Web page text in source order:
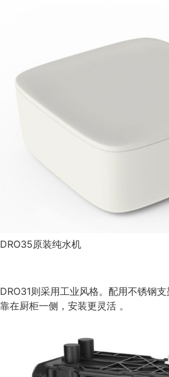
DRO35原装纯水机
DRO31则采用工业风格。配用不锈钢
靠在厨柜一侧，安装更灵活 。